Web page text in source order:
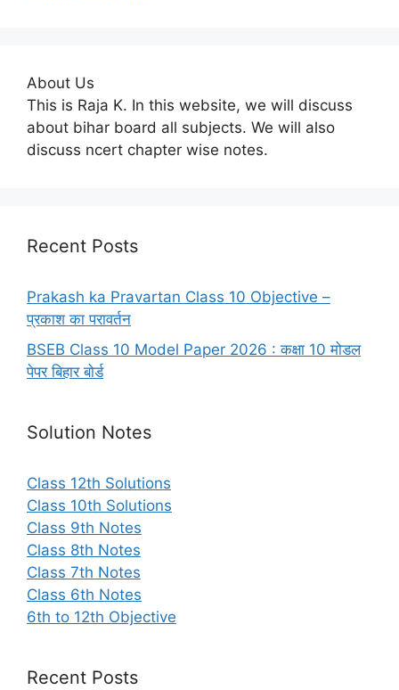
About Us
This is Raja K. In this website, we will discuss
about bihar board all subjects. We will also
discuss ncert chapter wise notes.
Recent Posts
Prakash ka Pravartan Class 10 Objective –
प्रकाश का परावर्तन
BSEB Class 10 Model Paper 2026 : कक्षा 10 मोडल
पेपर बिहार बोर्ड
Solution Notes
Class 12th Solutions
Class 10th Solutions
Class 9th Notes
Class 8th Notes
Class 7th Notes
Class 6th Notes
6th to 12th Objective
Recent Posts